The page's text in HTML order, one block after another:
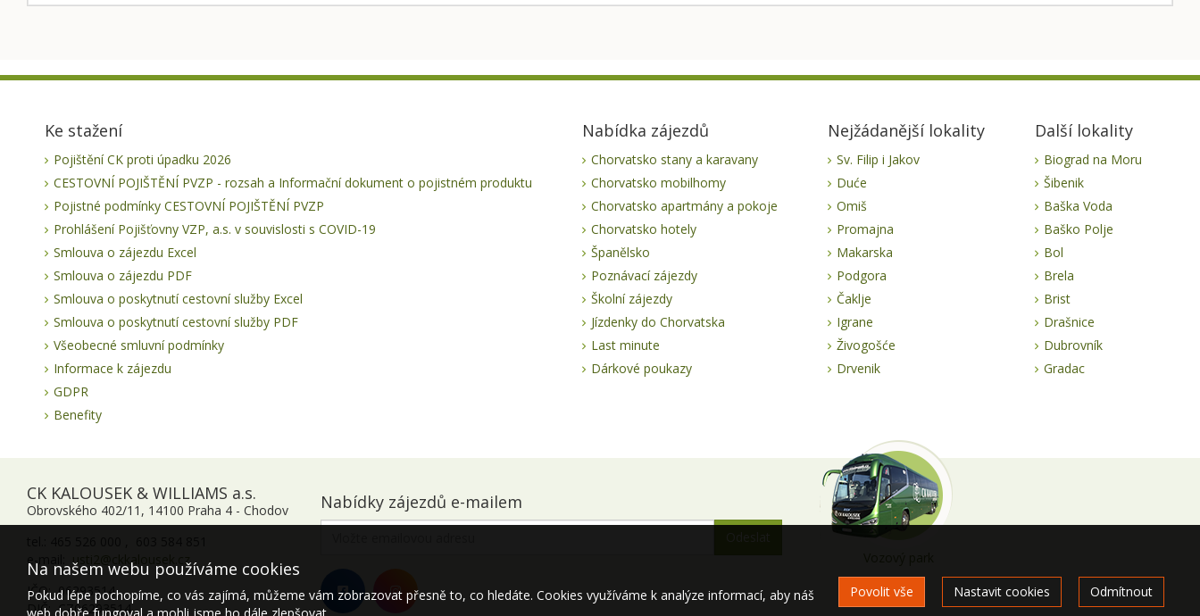
Ke stažení
Pojištění CK proti úpadku 2026
CESTOVNÍ POJIŠTĚNÍ PVZP - rozsah a Informační dokument o pojistném produktu
Pojistné podmínky CESTOVNÍ POJIŠTĚNÍ PVZP
Prohlášení Pojišťovny VZP, a.s. v souvislosti s COVID-19
Smlouva o zájezdu Excel
Smlouva o zájezdu PDF
Smlouva o poskytnutí cestovní služby Excel
Smlouva o poskytnutí cestovní služby PDF
Všeobecné smluvní podmínky
Informace k zájezdu
GDPR
Benefity
Nabídka zájezdů
Chorvatsko stany a karavany
Chorvatsko mobilhomy
Chorvatsko apartmány a pokoje
Chorvatsko hotely
Španělsko
Poznávací zájezdy
Školní zájezdy
Jízdenky do Chorvatska
Last minute
Dárkové poukazy
Nejžádanější lokality
Sv. Filip i Jakov
Duće
Omiš
Promajna
Makarska
Podgora
Čaklje
Igrane
Živogošće
Drvenik
Další lokality
Biograd na Moru
Šibenik
Baška Voda
Baško Polje
Bol
Brela
Brist
Drašnice
Dubrovník
Gradac
CK KALOUSEK & WILLIAMS a.s.
Obrovského 402/11, 14100 Praha 4 - Chodov
e-mail:
usti2@ckkalousek.cz
IČO: 06293514
DIČ: CZ06293514
Nabídky zájezdů e-mailem
Na našem webu používáme cookies
Pokud lépe pochopíme, co vás zajímá, můžeme vám zobrazovat přesně to, co hledáte. Cookies využíváme k analýze informací, aby náš
Povolit vše Nastavit cookies Odmítnout